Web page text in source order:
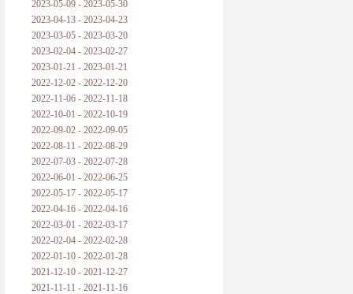
2023-05-09 - 2023-05-30
2023-04-13 - 2023-04-23
2023-03-05 - 2023-03-20
2023-02-04 - 2023-02-27
2023-01-21 - 2023-01-21
2022-12-02 - 2022-12-20
2022-11-06 - 2022-11-18
2022-10-01 - 2022-10-19
2022-09-02 - 2022-09-05
2022-08-11 - 2022-08-29
2022-07-03 - 2022-07-28
2022-06-01 - 2022-06-25
2022-05-17 - 2022-05-17
2022-04-16 - 2022-04-16
2022-03-01 - 2022-03-17
2022-02-04 - 2022-02-28
2022-01-10 - 2022-01-28
2021-12-10 - 2021-12-27
2021-11-11 - 2021-11-16